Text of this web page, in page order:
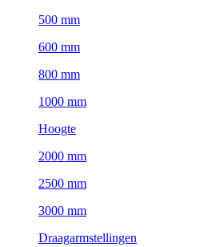
500 mm
600 mm
800 mm
1000 mm
Hoogte
2000 mm
2500 mm
3000 mm
Draagarmstellingen